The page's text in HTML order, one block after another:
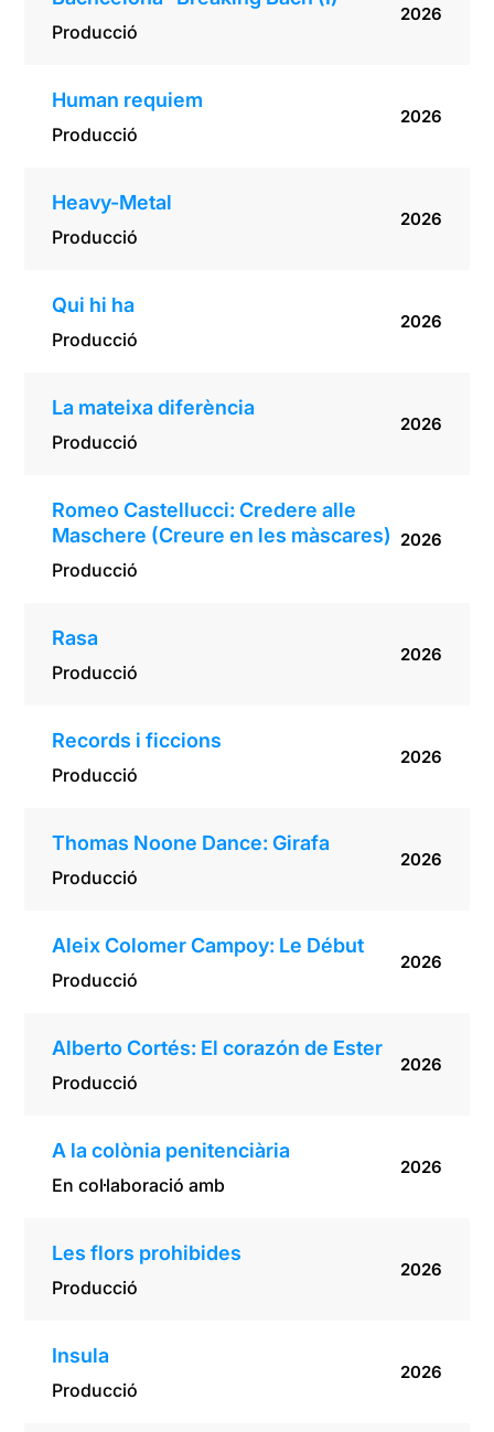
Producció
2026
Human requiem
Producció
2026
Heavy-Metal
Producció
2026
Qui hi ha
Producció
2026
La mateixa diferència
Producció
2026
Romeo Castellucci: Credere alle
Maschere (Creure en les màscares)
Producció
2026
Rasa
Producció
2026
Records i ficcions
Producció
2026
Thomas Noone Dance: Girafa
Producció
2026
Aleix Colomer Campoy: Le Début
Producció
2026
Alberto Cortés: El corazón de Ester
Producció
2026
A la colònia penitenciària
En col·laboració amb
2026
Les flors prohibides
Producció
2026
Insula
Producció
2026